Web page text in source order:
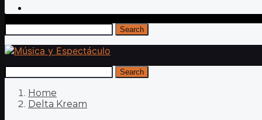
Search
Search
Home
Delta Kream